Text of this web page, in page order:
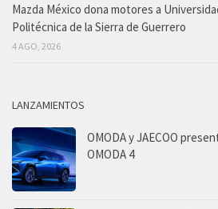
Mazda México dona motores a
Politécnica de la Sierra de Guerrero
4 AGO, 2026
LANZAMIENTOS
OMODA y JAECOO
OMODA 4